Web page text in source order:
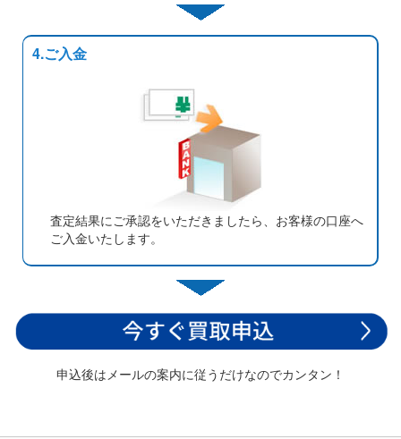
4.ご入金
査定結果にご承認をいただきましたら、お客様の口座へ
ご入金いたします。
申込後はメールの案内に従うだけなのでカンタン！